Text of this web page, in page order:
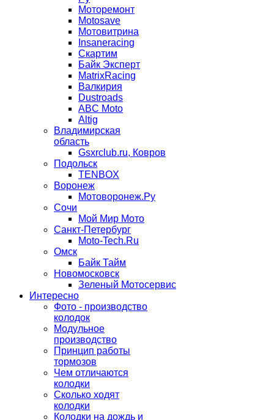
Моторемонт
Motosave
Мотовитрина
Insaneracing
Скартим
Байк Эксперт
MatrixRacing
Валкирия
Dustroads
ABC Moto
Altig
Владимирская
область
Gsxrclub.ru, Ковров
Подольск
TENBOX
Воронеж
Мотоворонеж.Ру
Сочи
Мой Мир Мото
Санкт-Петербург
Moto-Tech.Ru
Омск
Байк Тайм
Новомосковск
Зеленый Мотосервис
Интересно
Фото - производство
колодок
Модульное
производство
Принцип работы
тормозов
Чем отличаются
колодки
Сколько ходят
колодки
Колодки на дождь и